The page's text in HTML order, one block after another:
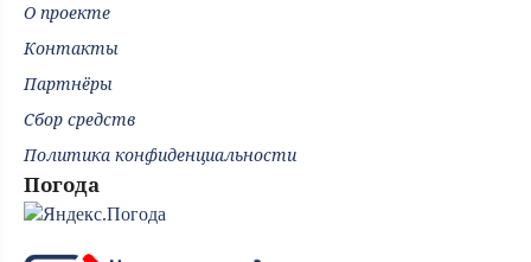
О проекте
Контакты
Партнёры
Сбор средств
Политика конфиденциальности
Погода